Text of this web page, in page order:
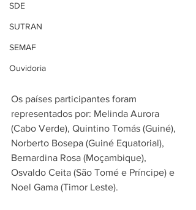
SDE
SUTRAN
SEMAF
Ouvidoria
Os países participantes foram
representados por: Melinda Aurora
(Cabo Verde), Quintino Tomás (Guiné),
Norberto Bosepa (Guiné Equatorial),
Bernardina Rosa (Moçambique),
Osvaldo Ceita (São Tomé e Príncipe) e
Noel Gama (Timor Leste).